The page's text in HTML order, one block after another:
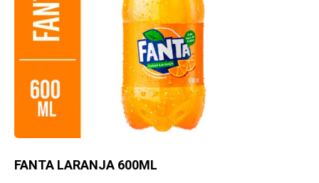
FANTA LARANJA 600ML